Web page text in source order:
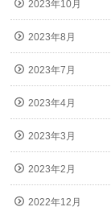
2023年10月
2023年8月
2023年7月
2023年4月
2023年3月
2023年2月
2022年12月